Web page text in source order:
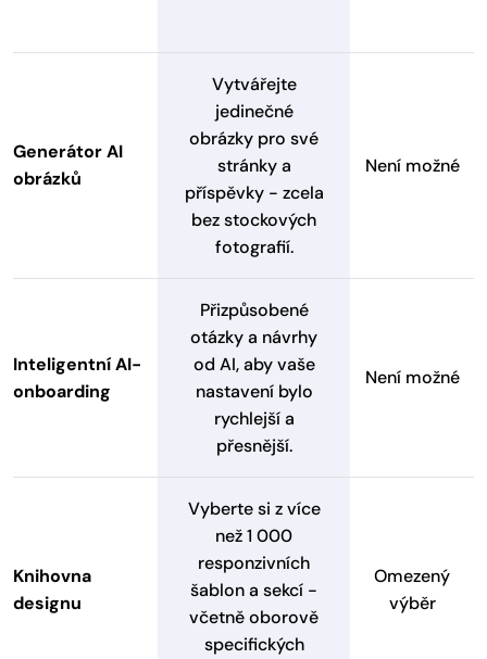
Generátor AI
obrázků
Vytvářejte
jedinečné
obrázky pro své
stránky a
příspěvky - zcela
bez stockových
fotografií.
Není možné
Inteligentní AI-
onboarding
Přizpůsobené
otázky a návrhy
od AI, aby vaše
nastavení bylo
rychlejší a
přesnější.
Není možné
Knihovna
designu
Vyberte si z více
než 1 000
responzivních
šablon a sekcí -
včetně oborově
specifických
Omezený
výběr